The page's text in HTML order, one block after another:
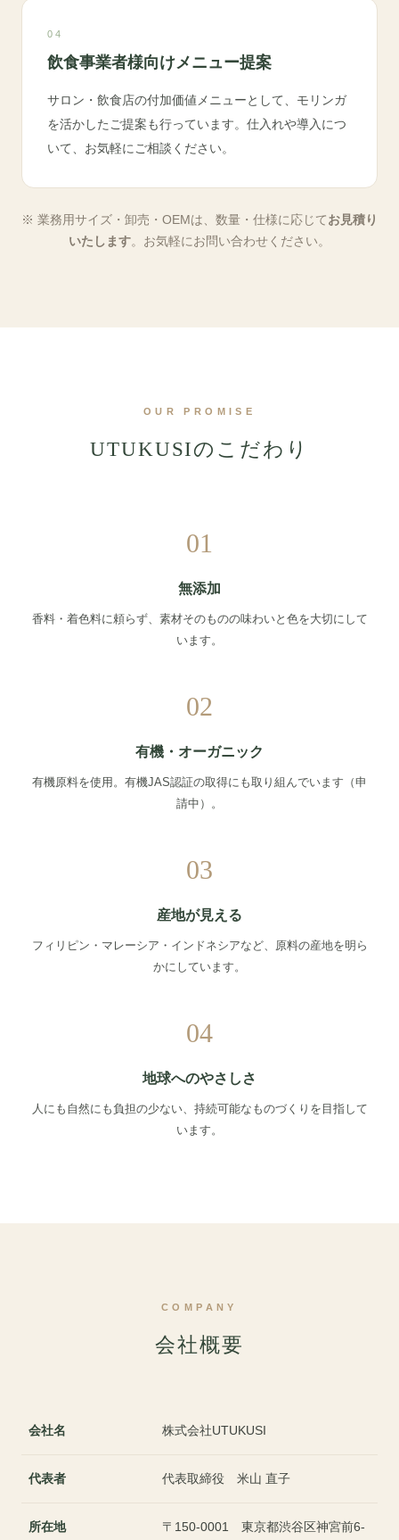
04
飲食事業者様向けメニュー提案
サロン・飲食店の付加価値メニューとして、モリンガ
を活かしたご提案も行っています。仕入れや導入につ
いて、お気軽にご相談ください。
※ 業務用サイズ・卸売・OEMは、数量・仕様に応じて お見積り
いたします。お気軽にお問い合わせください。
OUR PROMISE
UTUKUSIのこだわり
01
無添加
香料・着色料に頼らず、素材そのものの味わいと色を大切にして
います。
02
有機・オーガニック
有機原料を使用。有機JAS認証の取得にも取り組んでいます（申
請中）。
03
産地が見える
フィリピン・マレーシア・インドネシアなど、原料の産地を明ら
かにしています。
04
地球へのやさしさ
人にも自然にも負担の少ない、持続可能なものづくりを目指して
います。
COMPANY
会社概要
会社名 株式会社UTUKUSI
代表者 代表取締役 米山 直子
所在地
〒150-0001 東京都渋谷区神宮前6-